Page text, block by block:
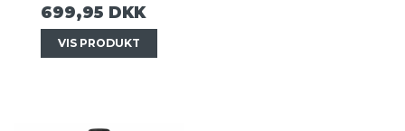
699,95 DKK
VIS PRODUKT